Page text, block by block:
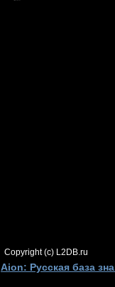
Copyright (c) L2DB.ru
Aion: Русская база